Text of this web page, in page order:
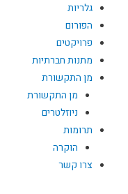
גלריות
הפורום
פרויקטים
מתנות חברתיות
מן התקשורת
מן התקשורת
ניוזלטרים
תרומות
הוקרה
צרו קשר